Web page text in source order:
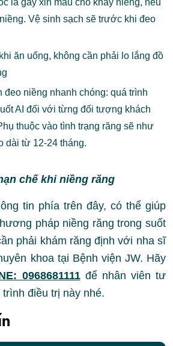
lá gây xỉn màu cho khay niềng, nếu
Vệ sinh sạch sẽ trước khi đeo
ăn uống, không cần phải lo lắng đồ
niềng nhanh chóng: quá trình
AI đối với từng đối tượng khách
thuộc vào tình trạng răng sẽ như
dài từ 12-24 tháng.
chế khi niềng răng
tin phía trên đây, có thể giúp
pháp niềng răng trong suốt
phải khám răng định với nha sĩ
khoa tại Bệnh viện JW. Hãy
0968681111để nhân viên tư
điều trị này nhé.